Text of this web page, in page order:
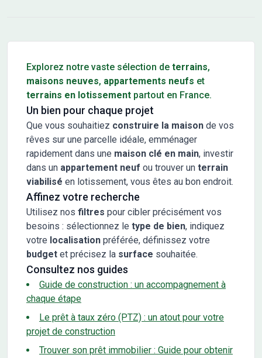
Explorez notre vaste sélection de terrains,
maisons neuves, appartements neufs et
terrains en lotissement partout en France.
Un bien pour chaque projet
Que vous souhaitiez construire la maison de vos
rêves sur une parcelle idéale, emménager
rapidement dans une maison clé en main, investir
dans un appartement neuf ou trouver un terrain
viabilisé en lotissement, vous êtes au bon endroit.
Affinez votre recherche
Utilisez nos filtres pour cibler précisément vos
besoins : sélectionnez le type de bien, indiquez
votre localisation préférée, définissez votre
budget et précisez la surface souhaitée.
Consultez nos guides
Guide de construction : un accompagnement à
chaque étape
Le prêt à taux zéro (PTZ) : un atout pour votre
projet de construction
Trouver son prêt immobilier : Guide pour obtenir